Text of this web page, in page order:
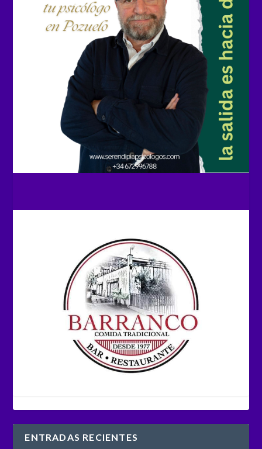
ENTRADAS RECIENTES